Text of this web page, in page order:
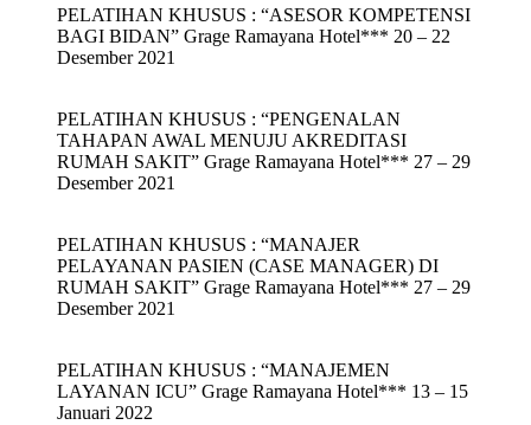
PELATIHAN KHUSUS : “ASESOR KOMPETENSI
BAGI BIDAN” Grage Ramayana Hotel*** 20 – 22
Desember 2021
PELATIHAN KHUSUS : “PENGENALAN
TAHAPAN AWAL MENUJU AKREDITASI
RUMAH SAKIT” Grage Ramayana Hotel*** 27 – 29
Desember 2021
PELATIHAN KHUSUS : “MANAJER
PELAYANAN PASIEN (CASE MANAGER) DI
RUMAH SAKIT” Grage Ramayana Hotel*** 27 – 29
Desember 2021
PELATIHAN KHUSUS : “MANAJEMEN
LAYANAN ICU” Grage Ramayana Hotel*** 13 – 15
Januari 2022